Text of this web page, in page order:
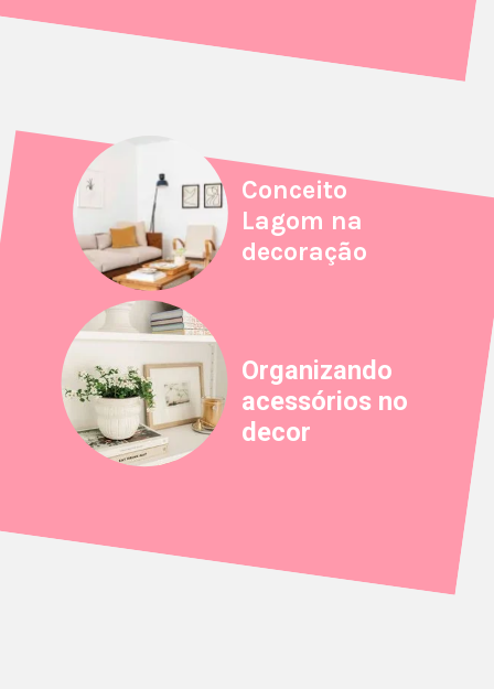
Conceito
Lagom na
decoração
Organizando
acessórios no
decor